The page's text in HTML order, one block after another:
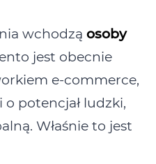
wchodzą osoby
jest obecnie
e‑commerce,
potencjał ludzki,
Właśnie to jest